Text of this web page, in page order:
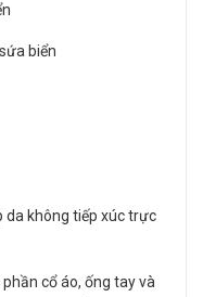
biển
da không tiếp xúc trực
cổ áo, ống tay và